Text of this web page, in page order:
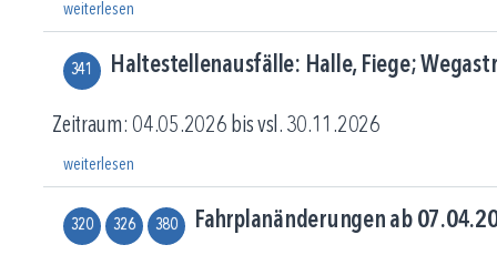
weiterlesen
341 Haltestellenausfälle: Halle, Fiege;
Zeitraum: 04.05.2026 bis vsl. 30.11.2026
weiterlesen
320 326 380 Fahrplanänderungen ab